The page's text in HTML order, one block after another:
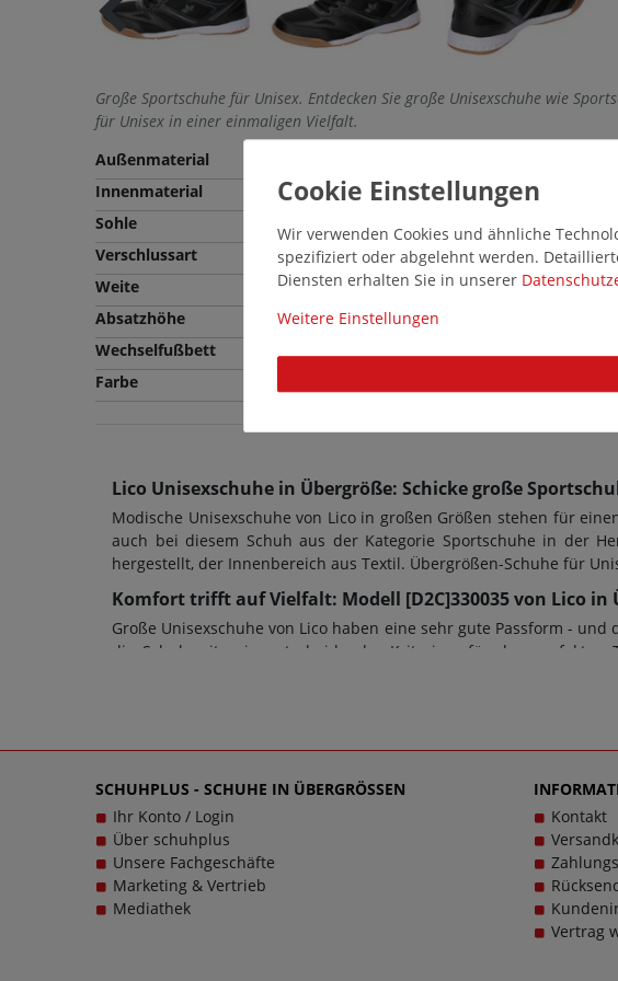
Große Sportschuhe für Unisex. Entdecken Sie große Unisexschuhe wie
für Unisex in einer einmaligen Vielfalt.
Außenmaterial
Innenmaterial
Textil
Sohle
Verschlussart
Schnürung
Weite
Normale Weite (F)
Absatzhöhe
3,5 cm
Wechselfußbett
Farbe
Lico Unisexschuhe in Übergröße: Schicke große
Modische Unisexschuhe von Lico in großen Größen stehen für
auch bei diesem Schuh aus der Kategorie Sportschuhe in der
hergestellt, der Innenbereich aus Textil. Übergrößen-Schuhe für
Komfort trifft auf Vielfalt: Modell [D2C]330035 von Lico in
Große Unisexschuhe von Lico haben eine sehr gute Passform -
die Schuhweite ein entscheidendes Kriterium für den perfekten
SCHUHPLUS - SCHUHE IN ÜBERGRÖSSEN
Ihr Konto / Login
Über schuhplus
Unsere Fachgeschäfte
Marketing & Vertrieb
Mediathek
Kontakt
Vertrag
Wir verwenden Cookies und ähnliche
spezifiziert oder abgelehnt werden.
Diensten erhalten Sie in unserer
Weitere Einstellungen